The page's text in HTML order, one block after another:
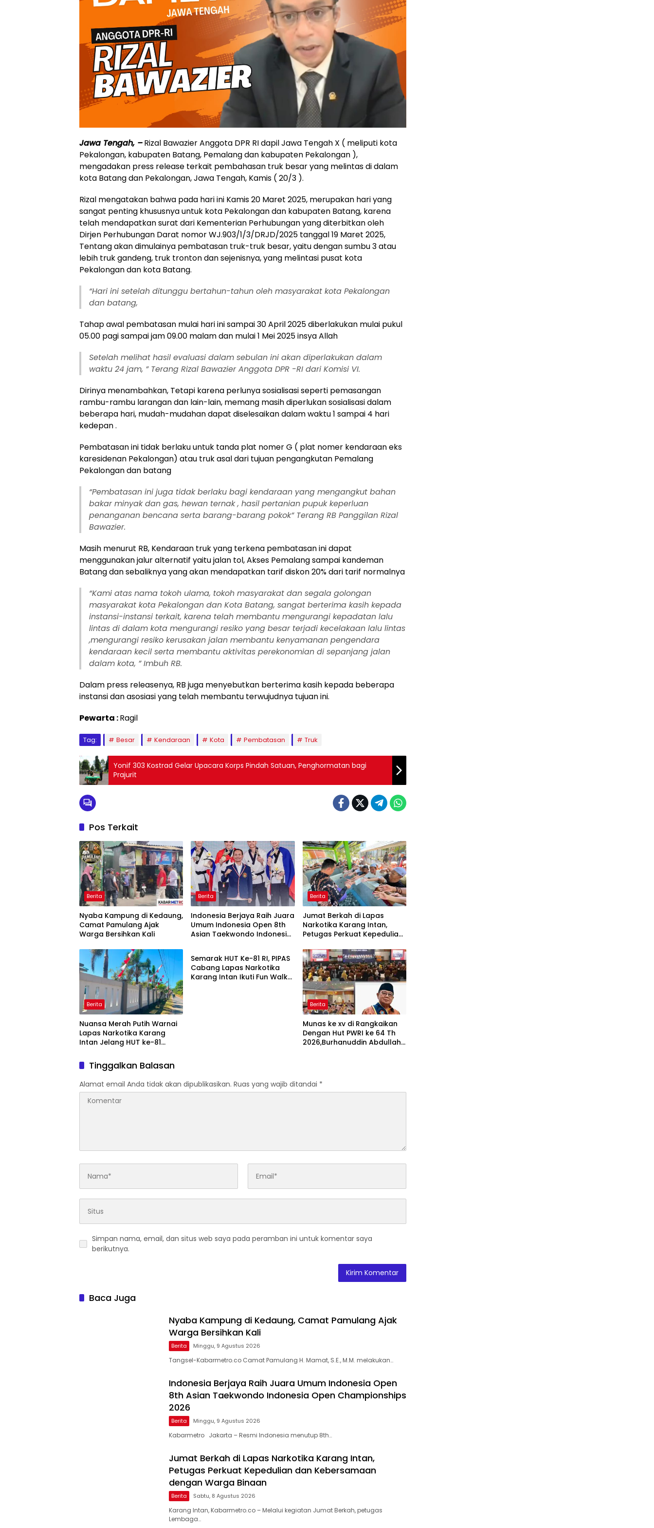
Jawa Tengah, –Rizal Bawazier Anggota DPR RI dapil Jawa Tengah X ( meliputi kota
Pekalongan, kabupaten Batang, Pemalang dan kabupaten Pekalongan ),
mengadakan press release terkait pembahasan truk besar yang melintas di dalam
kota Batang dan Pekalongan, Jawa Tengah, Kamis ( 20/3 ).
Rizal mengatakan bahwa pada hari ini Kamis 20 Maret 2025, merupakan hari yang
sangat penting khususnya untuk kota Pekalongan dan kabupaten Batang, karena
telah mendapatkan surat dari Kementerian Perhubungan yang diterbitkan oleh
Dirjen Perhubungan Darat nomor WJ.903/1/3/DRJD/2025 tanggal 19 Maret 2025,
Tentang akan dimulainya pembatasan truk-truk besar, yaitu dengan sumbu 3 atau
lebih truk gandeng, truk tronton dan sejenisnya, yang melintasi pusat kota
Pekalongan dan kota Batang.
“Hari ini setelah ditunggu bertahun-tahun oleh masyarakat kota Pekalongan
dan batang,
Tahap awal pembatasan mulai hari ini sampai 30 April 2025 diberlakukan mulai pukul
05.00 pagi sampai jam 09.00 malam dan mulai 1 Mei 2025 insya Allah
Setelah melihat hasil evaluasi dalam sebulan ini akan diperlakukan dalam
waktu 24 jam, ” Terang Rizal Bawazier Anggota DPR -RI dari Komisi VI.
Dirinya menambahkan, Tetapi karena perlunya sosialisasi seperti pemasangan
rambu-rambu larangan dan lain-lain, memang masih diperlukan sosialisasi dalam
beberapa hari, mudah-mudahan dapat diselesaikan dalam waktu 1 sampai 4 hari
kedepan .
Pembatasan ini tidak berlaku untuk tanda plat nomer G ( plat nomer kendaraan eks
karesidenan Pekalongan) atau truk asal dari tujuan pengangkutan Pemalang
Pekalongan dan batang
“Pembatasan ini juga tidak berlaku bagi kendaraan yang mengangkut bahan
bakar minyak dan gas, hewan ternak , hasil pertanian pupuk keperluan
penanganan bencana serta barang-barang pokok” Terang RB Panggilan Rizal
Bawazier.
Masih menurut RB, Kendaraan truk yang terkena pembatasan ini dapat
menggunakan jalur alternatif yaitu jalan tol, Akses Pemalang sampai kandeman
Batang dan sebaliknya yang akan mendapatkan tarif diskon 20% dari tarif normalnya
“Kami atas nama tokoh ulama, tokoh masyarakat dan segala golongan
masyarakat kota Pekalongan dan Kota Batang, sangat berterima kasih kepada
instansi-instansi terkait, karena telah membantu mengurangi kepadatan lalu
lintas di dalam kota mengurangi resiko yang besar terjadi kecelakaan lalu lintas
,mengurangi resiko kerusakan jalan membantu kenyamanan pengendara
kendaraan kecil serta membantu aktivitas perekonomian di sepanjang jalan
dalam kota, ” Imbuh RB.
Dalam press releasenya, RB juga menyebutkan berterima kasih kepada beberapa
instansi dan asosiasi yang telah membantu terwujudnya tujuan ini.
Pewarta :Ragil
Tag: Besar Kendaraan Kota Pembatasan Truk
Yonif 303 Kostrad Gelar Upacara Korps Pindah Satuan, Penghormatan bagi
Prajurit
Pos Terkait
Berita
Nyaba Kampung di Kedaung,
Camat Pamulang Ajak
Warga Bersihkan Kali
Berita
Indonesia Berjaya Raih Juara
Umum Indonesia Open 8th
Asian Taekwondo Indonesia
Berita
Jumat Berkah di Lapas
Narkotika Karang Intan,
Petugas Perkuat Kepedulian
Warga Binaan
Berita
Nuansa Merah Putih Warnai
Lapas Narkotika Karang
Intan Jelang HUT ke-81
Berita
Semarak HUT Ke-81 RI, PIPAS
Cabang Lapas Narkotika
Karang Intan Ikuti Fun Walk
Berita
Munas ke xv di Rangkaikan
Dengan Hut PWRI ke 64 Th
2026,Burhanuddin Abdullah
Tinggalkan Balasan
Alamat email Anda tidak akan dipublikasikan. Ruas yang wajib ditandai *
Simpan nama, email, dan situs web saya pada peramban ini untuk komentar saya
berikutnya.
Baca Juga
Nyaba Kampung di Kedaung, Camat Pamulang Ajak
Warga Bersihkan Kali
Berita Minggu, 9 Agustus 2026
Tangsel-Kabarmetro.co Camat Pamulang H. Mamat, S.E., M.M. melakukan…
Indonesia Berjaya Raih Juara Umum Indonesia Open
8th Asian Taekwondo Indonesia Open Championships
2026
Berita Minggu, 9 Agustus 2026
Kabarmetro Jakarta – Resmi Indonesia menutup 8th…
Jumat Berkah di Lapas Narkotika Karang Intan,
Petugas Perkuat Kepedulian dan Kebersamaan
dengan Warga Binaan
Berita Sabtu, 8 Agustus 2026
Karang Intan, Kabarmetro.co – Melalui kegiatan Jumat Berkah, petugas
Lembaga…